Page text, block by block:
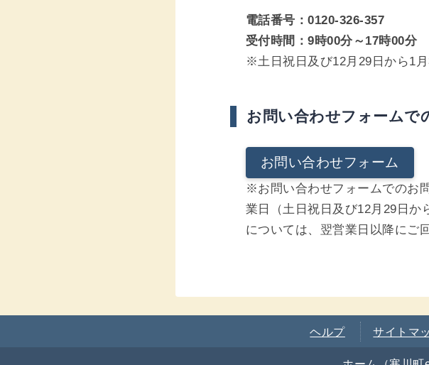
電話番号：0120-326-357
受付時間：9時00分～17時00分
※土日祝日及び12月29日から1
お問い合わせフォームで
お問い合わせフォーム
※お問い合わせフォームでのお
業日（土日祝日及び12月29日か
については、翌営業日以降にご
ヘルプ サイトマ